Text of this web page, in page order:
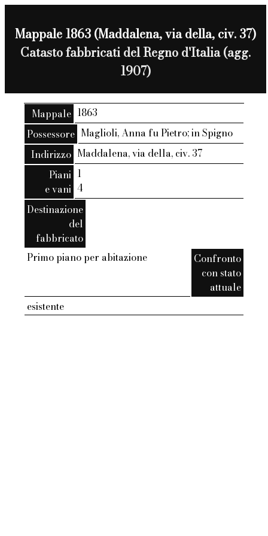
Mappale 1863 (Maddalena, via della, civ. 37)
Catasto fabbricati del Regno d'Italia (agg.
1907)
Mappale 1863
Possessore Maglioli, Anna fu Pietro; in Spigno
Indirizzo Maddalena, via della, civ. 37
Piani
e vani
1
4
Destinazione
del
fabbricato
Primo piano per abitazione
Confronto
con stato
attuale
esistente